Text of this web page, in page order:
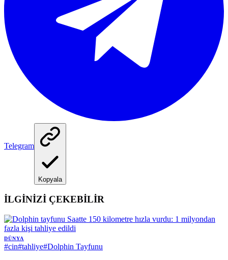
Telegram
Kopyala
İLGİNİZİ ÇEKEBİLİR
DÜNYA
#cin#tahliye#Dolphin Tayfunu